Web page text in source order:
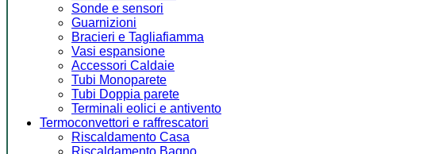
Sonde e sensori
Guarnizioni
Bracieri e Tagliafiamma
Vasi espansione
Accessori Caldaie
Tubi Monoparete
Tubi Doppia parete
Terminali eolici e antivento
Termoconvettori e raffrescatori
Riscaldamento Casa
Riscaldamento Bagno